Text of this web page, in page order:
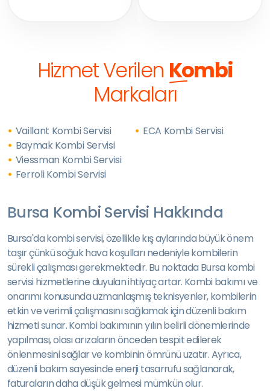
Hizmet Verilen Kombi
Markaları
Vaillant Kombi Servisi
ECA Kombi Servisi
Baymak Kombi Servisi
Viessman Kombi Servisi
Ferroli Kombi Servisi
Bursa Kombi Servisi Hakkında
Bursa'da kombi servisi, özellikle kış aylarında büyük önem
taşır çünkü soğuk hava koşulları nedeniyle kombilerin
sürekli çalışması gerekmektedir. Bu noktada Bursa kombi
servisi hizmetlerine duyulan ihtiyaç artar. Kombi bakımı ve
onarımı konusunda uzmanlaşmış teknisyenler, kombilerin
etkin ve verimli çalışmasını sağlamak için düzenli bakım
hizmeti sunar. Kombi bakımının yılın belirli dönemlerinde
yapılması, olası arızaların önceden tespit edilerek
önlenmesini sağlar ve kombinin ömrünü uzatır. Ayrıca,
düzenli bakım sayesinde enerji tasarrufu sağlanarak,
faturaların daha düşük gelmesi mümkün olur.